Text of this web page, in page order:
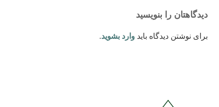
دیدگاهتان را بنویسید
برای نوشتن دیدگاه باید وارد بشوید.